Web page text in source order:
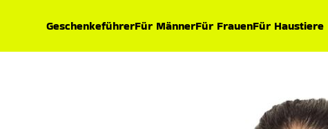
GeschenkeführerFür MännerFür FrauenFür Haustiere